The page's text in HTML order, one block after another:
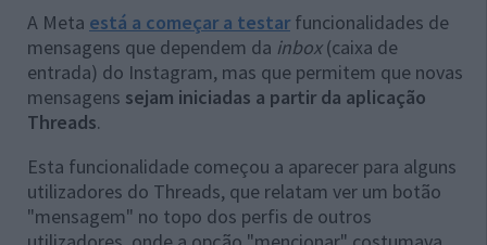
A Meta está a começar a testar funcionalidades de
mensagens que dependem da inbox(caixa de
entrada) do Instagram, mas que permitem que novas
mensagens sejam iniciadas a partir da aplicação
Threads.
Esta funcionalidade começou a aparecer para alguns
utilizadores do Threads, que relatam ver um botão
"mensagem" no topo dos perfis de outros